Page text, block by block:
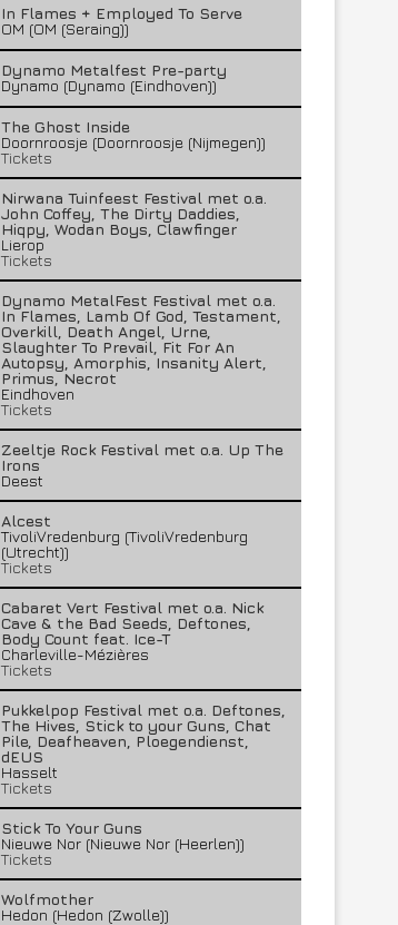
In Flames + Employed To Serve
OM (OM (Seraing))
Dynamo Metalfest Pre-party
Dynamo (Dynamo (Eindhoven))
The Ghost Inside
Doornroosje (Doornroosje (Nijmegen))
Tickets
Nirwana Tuinfeest Festival met o.a.
John Coffey, The Dirty Daddies,
Hiqpy, Wodan Boys, Clawfinger
Lierop
Tickets
Dynamo MetalFest Festival met o.a.
In Flames, Lamb Of God, Testament,
Overkill, Death Angel, Urne,
Slaughter To Prevail, Fit For An
Autopsy, Amorphis, Insanity Alert,
Primus, Necrot
Eindhoven
Tickets
Zeeltje Rock Festival met o.a. Up The
Irons
Deest
Alcest
TivoliVredenburg (TivoliVredenburg
(Utrecht))
Tickets
Cabaret Vert Festival met o.a. Nick
Cave & the Bad Seeds, Deftones,
Body Count feat. Ice-T
Charleville-Mézières
Tickets
Pukkelpop Festival met o.a. Deftones,
The Hives, Stick to your Guns, Chat
Pile, Deafheaven, Ploegendienst,
dEUS
Hasselt
Tickets
Stick To Your Guns
Nieuwe Nor (Nieuwe Nor (Heerlen))
Tickets
Wolfmother
Hedon (Hedon (Zwolle))